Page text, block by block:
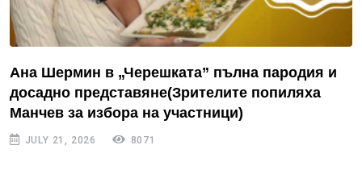
Ана Шермин в „Черешката” пълна пародия и
досадно представяне(Зрителите попиляха
Манчев за избора на участници)
JULY 21, 2026 8071